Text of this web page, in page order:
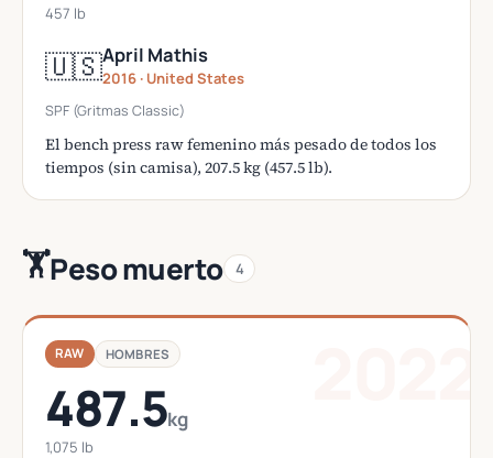
457 lb
🇺🇸April Mathis
2016 · United States
SPF (Gritmas Classic)
El bench press raw femenino más pesado de todos los
tiempos (sin camisa), 207.5 kg (457.5 lb).
🏋️Peso muerto 4
RAW HOMBRES
487.5kg
1,075 lb